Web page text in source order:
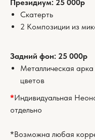
Президиум: 25 000р
Скатерть
2 Композиции из
Задний фон: 25 000р
Металлическая
цветов
*Индивидуальная
отдельно
*Возможна любая